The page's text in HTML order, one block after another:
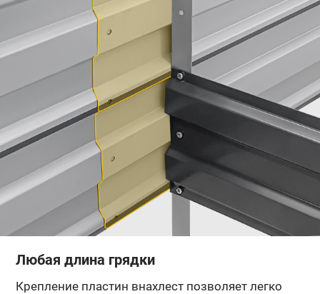
Любая длина грядки
Крепление пластин внахлест позволяет легко